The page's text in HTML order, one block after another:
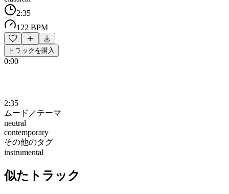
2:35
122 BPM
トラックを購入
0:00
2:35
ムード／テーマ
neutral
contemporary
その他のタグ
instrumental
似たトラック